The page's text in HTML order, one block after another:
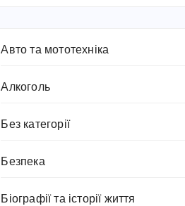
Авто та мототехніка
Алкоголь
Без категорії
Безпека
Біографії та історії життя